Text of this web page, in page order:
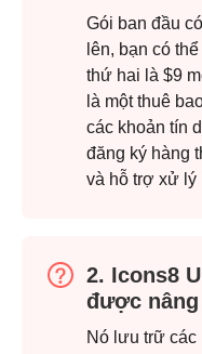
Gói ban đầu
lên, bạn có
thứ hai là $9
là một thuê
các khoản tín
đăng ký hàng
và hỗ trợ xử lý
2. Icons8
được
Nó lưu trữ các